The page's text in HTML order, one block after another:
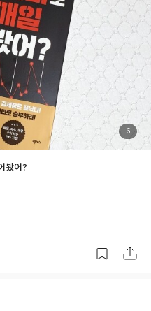
서 갑자기 큰 수익을 낼 수 있는
완독을 했을 때 어느 정도는
움이 될 것이다. 이 책을
히 부정적인 시각을 가지고 있
변에서 너무도 많이 봐왔기 때
렵다는 걸 조금씩 느끼고 있다.
첨
부
된
6
봤어?